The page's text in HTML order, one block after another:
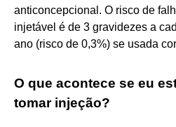
anticoncepcional. O risco de
injetável é de 3 gravidezes a
ano (risco de 0,3%) se usada
O que acontece se eu
tomar injeção?